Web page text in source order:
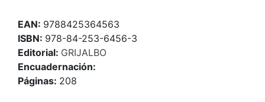
EAN: 9788425364563
ISBN: 978-84-253-6456-3
Editorial: GRIJALBO
Encuadernación:
Páginas: 208